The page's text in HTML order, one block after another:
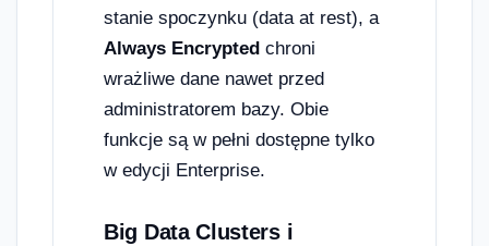
stanie spoczynku (data at rest), a
Always Encrypted chroni
wrażliwe dane nawet przed
administratorem bazy. Obie
funkcje są w pełni dostępne tylko
w edycji Enterprise.
Big Data Clusters i